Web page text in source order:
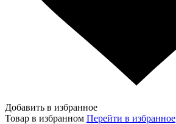
Добавить в избранное
Товар в избранном Перейти в избранное